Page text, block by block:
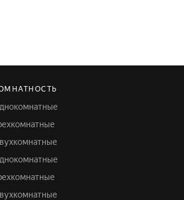
Однокомнатные
Двухкомнатные
Однокомнатные
Двухкомнатные